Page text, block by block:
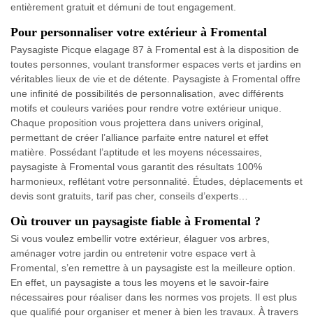
entièrement gratuit et démuni de tout engagement.
Pour personnaliser votre extérieur à Fromental
Paysagiste Picque elagage 87 à Fromental est à la disposition de
toutes personnes, voulant transformer espaces verts et jardins en
véritables lieux de vie et de détente. Paysagiste à Fromental offre
une infinité de possibilités de personnalisation, avec différents
motifs et couleurs variées pour rendre votre extérieur unique.
Chaque proposition vous projettera dans univers original,
permettant de créer l’alliance parfaite entre naturel et effet
matière. Possédant l’aptitude et les moyens nécessaires,
paysagiste à Fromental vous garantit des résultats 100%
harmonieux, reflétant votre personnalité. Études, déplacements et
devis sont gratuits, tarif pas cher, conseils d’experts…
Où trouver un paysagiste fiable à Fromental ?
Si vous voulez embellir votre extérieur, élaguer vos arbres,
aménager votre jardin ou entretenir votre espace vert à
Fromental, s’en remettre à un paysagiste est la meilleure option.
En effet, un paysagiste a tous les moyens et le savoir-faire
nécessaires pour réaliser dans les normes vos projets. Il est plus
que qualifié pour organiser et mener à bien les travaux. À travers